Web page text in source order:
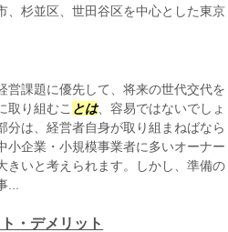
、杉並区、世田谷区を中心とした東京
営課題に優先して、将来の世代交代を
取り組むこ とは、容易ではないでしょ
分は、経営者自身が取り組まねばなら
小企業・小規模事業者に多いオーナー
きいと考えられます。しかし、準備の
・デメリット